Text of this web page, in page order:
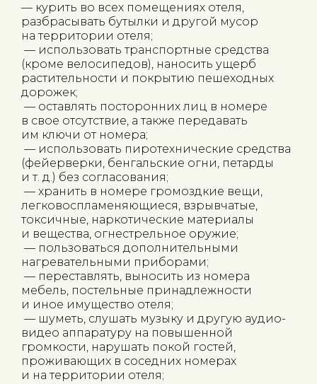
— курить во всех помещениях отеля,
разбрасывать бутылки и другой мусор
на территории отеля;
— использовать транспортные средства
(кроме велосипедов), наносить ущерб
растительности и покрытию пешеходных
дорожек;
— оставлять посторонних лиц в номере
в свое отсутствие, а также передавать
им ключи от номера;
— использовать пиротехнические средства
(фейерверки, бенгальские огни, петарды
и т. д.) без согласования;
— хранить в номере громоздкие вещи,
легковоспламеняющиеся, взрывчатые,
токсичные, наркотические материалы
и вещества, огнестрельное оружие;
— пользоваться дополнительными
нагревательными приборами;
— переставлять, выносить из номера
мебель, постельные принадлежности
и иное имущество отеля;
— шуметь, слушать музыку и другую аудио-
видео аппаратуру на повышенной
громкости, нарушать покой гостей,
проживающих в соседних номерах
и на территории отеля;